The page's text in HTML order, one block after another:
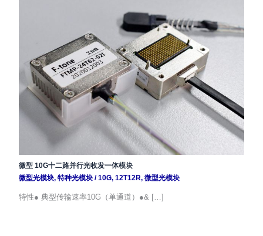
微型 10G十二路并行光收发一体模块
微型光模块, 特种光模块/10G, 12T12R, 微型光模块
特性● 典型传输速率10G（单通道）●& […]